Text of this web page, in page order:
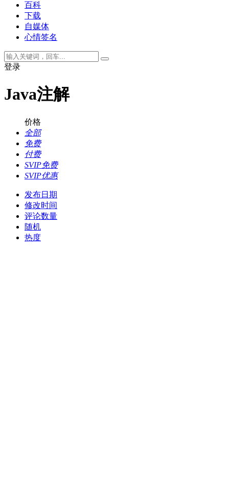
百科
下载
自媒体
心情签名
登录
Java注解
价格
全部
免费
付费
SVIP免费
SVIP优惠
发布日期
修改时间
评论数量
随机
热度